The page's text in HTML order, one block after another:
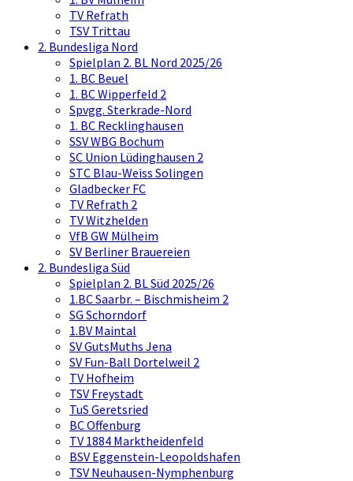
TV Refrath
TSV Trittau
2. Bundesliga Nord
Spielplan 2. BL Nord 2025/26
1. BC Beuel
1. BC Wipperfeld 2
Spvgg. Sterkrade-Nord
1. BC Recklinghausen
SSV WBG Bochum
SC Union Lüdinghausen 2
STC Blau-Weiss Solingen
Gladbecker FC
TV Refrath 2
TV Witzhelden
VfB GW Mülheim
SV Berliner Brauereien
2. Bundesliga Süd
Spielplan 2. BL Süd 2025/26
1.BC Saarbr. – Bischmisheim 2
SG Schorndorf
1.BV Maintal
SV GutsMuths Jena
SV Fun-Ball Dortelweil 2
TV Hofheim
TSV Freystadt
TuS Geretsried
BC Offenburg
TV 1884 Marktheidenfeld
BSV Eggenstein-Leopoldshafen
TSV Neuhausen-Nymphenburg